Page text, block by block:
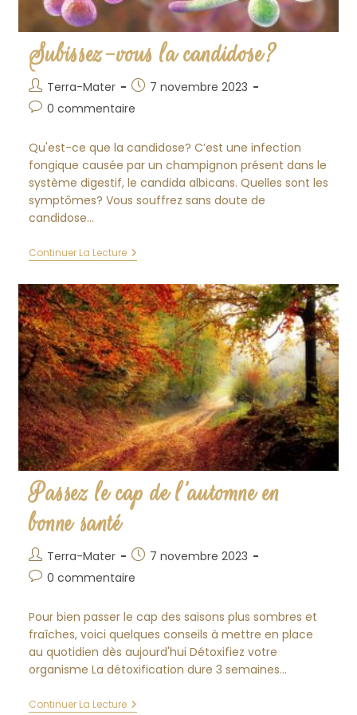
Subissez-vous la candidose?
Auteur/autrice
de
Terra-Mater
Publication
7 novembre 2023
Commentaires
la
publication :
0 commentaire
Qu'est-ce que la candidose? C’est une infection
fongique causée par un champignon présent dans le
système digestif, le candida albicans. Quelles sont les
symptômes? Vous souffrez sans doute de
candidose…
Continuer La LectureSubissez-
Vous
Candidose?
Passez le cap de l’automne en
bonne santé
Auteur/autrice
de
Terra-Mater
Publication
7 novembre 2023
Commentaires
la
publication :
0 commentaire
Pour bien passer le cap des saisons plus sombres et
fraîches, voici quelques conseils à mettre en place
au quotidien dès aujourd'hui Détoxifiez votre
organisme La détoxification dure 3 semaines…
Continuer La LecturePassez